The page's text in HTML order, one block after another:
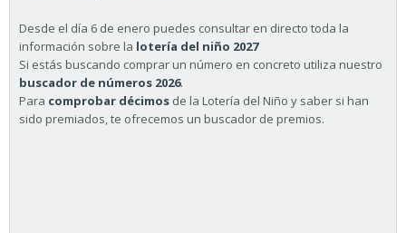
Desde el día 6 de enero puedes consultar en directo toda la
información sobre la lotería del niño 2027
Si estás buscando comprar un número en concreto utiliza nuestro
buscador de números 2026.
Para comprobar décimos de la Lotería del Niño y saber si han
sido premiados, te ofrecemos un buscador de premios.